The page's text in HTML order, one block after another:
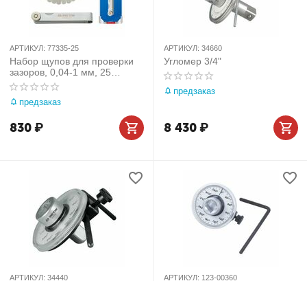
АРТИКУЛ: 77335-25
Набор щупов для проверки
зазоров, 0,04-1 мм, 25
предметов KING TONY
77335-25
предзаказ
830₽
АРТИКУЛ: 34660
Угломер 3/4"
предзаказ
8 430₽
АРТИКУЛ: 34440 АРТИКУЛ: 123-00360